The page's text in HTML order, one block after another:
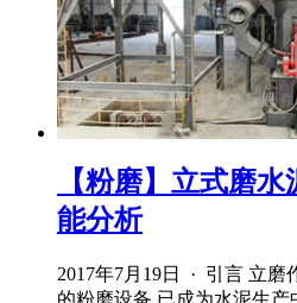
【粉磨】立式磨
能分析
2017年7月19日 · 引言 立
的粉磨设备,已成为水泥生产